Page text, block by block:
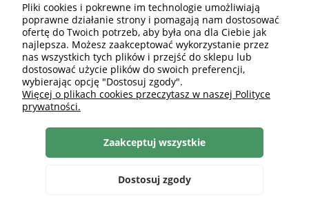
PLN PL
Pliki cookies i pokrewne im technologie umożliwiają
poprawne działanie strony i pomagają nam dostosować
ofertę do Twoich potrzeb, aby była ona dla Ciebie jak
najlepsza. Możesz zaakceptować wykorzystanie przez
nas wszystkich tych plików i przejść do sklepu lub
dostosować użycie plików do swoich preferencji,
wybierając opcję "Dostosuj zgody".
Więcej o plikach cookies przeczytasz w naszej Polityce
prywatności.
Dostosuj zgody
Zaakceptuj wszystkie